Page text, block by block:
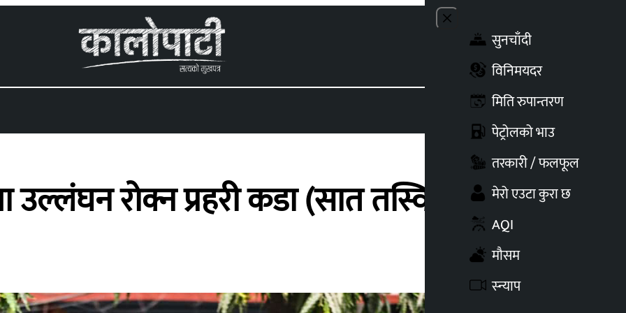
Close menu
सुनचाँदी
विनिमयदर
मिति रुपान्तरण
पेट्रोलको भाउ
तरकारी / फलफूल
मेरो एउटा कुरा छ
AQI
मौसम
स्न्याप
रोक्न प्रहरी कडा (सात तस्विर)